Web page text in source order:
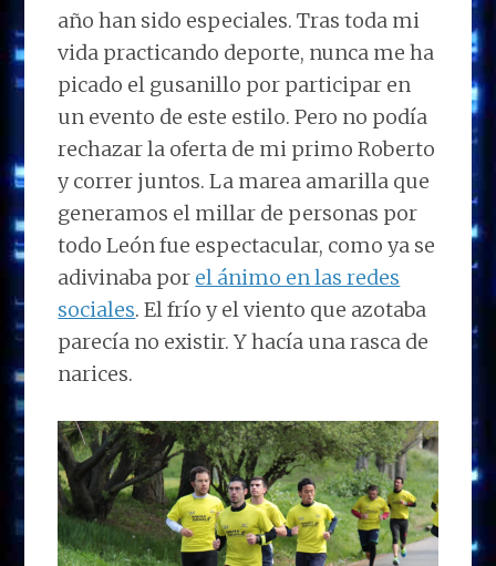
año han sido especiales. Tras toda mi
vida practicando deporte, nunca me ha
picado el gusanillo por participar en
un evento de este estilo. Pero no podía
rechazar la oferta de mi primo Roberto
y correr juntos. La marea amarilla que
generamos el millar de personas por
todo León fue espectacular, como ya se
adivinaba por el ánimo en las redes
sociales. El frío y el viento que azotaba
parecía no existir. Y hacía una rasca de
narices.